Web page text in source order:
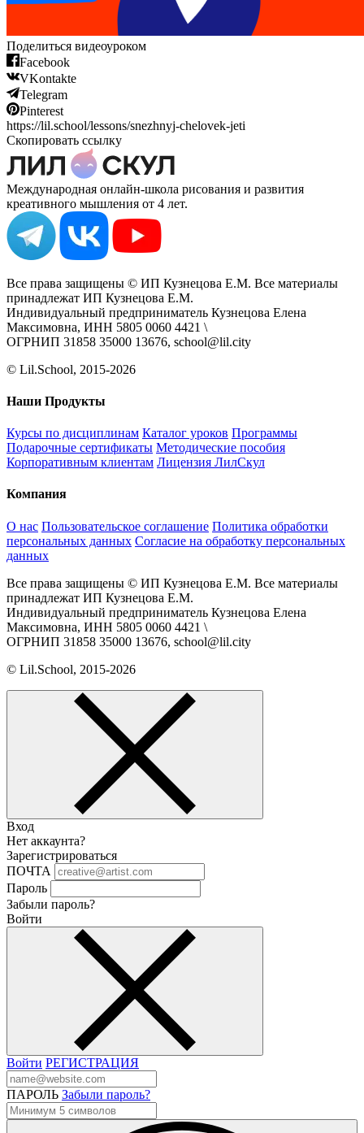
Поделиться видеоуроком
Facebook
VKontakte
Telegram
Pinterest
https://lil.school/lessons/snezhnyj-chelovek-jeti
Скопировать ссылку
Международная онлайн-школа рисования и развития
креативного мышления от 4 лет.
Все права защищены © ИП Кузнецова Е.М. Все материалы
принадлежат ИП Кузнецова Е.М.
Индивидуальный предприниматель Кузнецова Елена
Максимовна, ИНН 5805 0060 4421 \
ОГРНИП 31858 35000 13676, school@lil.city
© Lil.School, 2015‐2026
Наши Продукты
Курсы по дисциплинам Каталог уроков Программы
Подарочные сертификаты Методические пособия
Корпоративным клиентам Лицензия ЛилСкул
Компания
О нас Пользовательское соглашение Политика обработки
персональных данных Согласие на обработку персональных
данных
Все права защищены © ИП Кузнецова Е.М. Все материалы
принадлежат ИП Кузнецова Е.М.
Индивидуальный предприниматель Кузнецова Елена
Максимовна, ИНН 5805 0060 4421 \
ОГРНИП 31858 35000 13676, school@lil.city
© Lil.School, 2015‐2026
Вход
Нет аккаунта?
Зарегистрироваться
ПОЧТА
Пароль
Забыли пароль?
Войти
Войти РЕГИСТРАЦИЯ
ПАРОЛЬ Забыли пароль?